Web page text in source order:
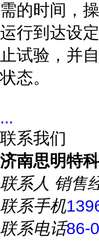
需的时间，
运行到达设
止试验，并
状态。
...
联系我们
济南思明特
联系人 销售
联系手机
联系电话86-